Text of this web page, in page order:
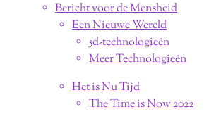
Bericht voor de Mensheid
Een Nieuwe Wereld
5d-technologieën
Meer Technologieën
Het is Nu Tijd
The Time is Now 2022